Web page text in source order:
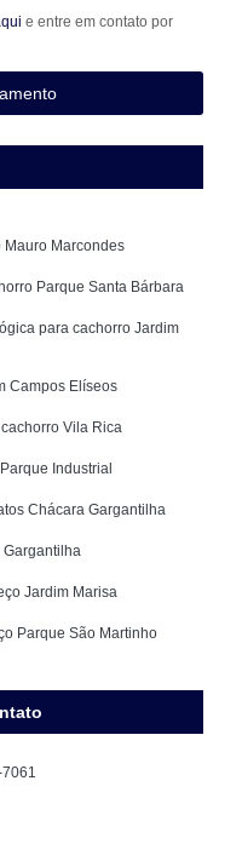
e entre em contato por
Marcondes
Parque Santa Bárbara
para cachorro Jardim
Campos Elíseos
Vila Rica
Industrial
Chácara Gargantilha
Jardim Marisa
Parque São Martinho